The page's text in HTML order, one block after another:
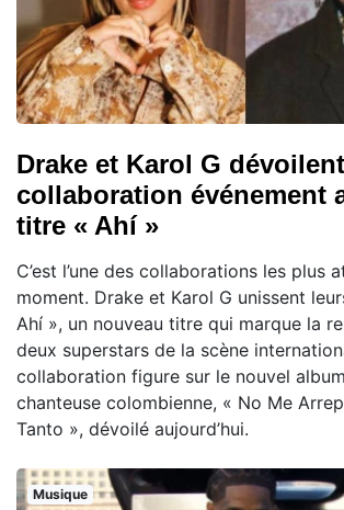
Drake et Karol G
collaboration événement
titre « Ahí »
C’est l’une des collaborations les plus
moment. Drake et Karol G unissent
Ahí », un nouveau titre qui marque la
deux superstars de la scène
collaboration figure sur le nouvel
chanteuse colombienne, « No Me
Tanto », dévoilé aujourd’hui.
Musique